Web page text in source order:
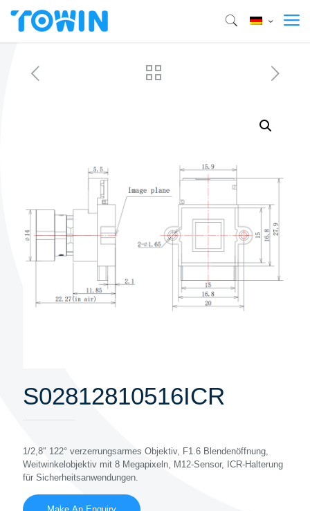
S02812810516ICR
1/2,8″ 122° verzerrungsarmes Objektiv, F1.6 Blendenöffnung,
Weitwinkelobjektiv mit 8 Megapixeln, M12-Sensor, ICR-Halterung
für Sicherheitsanwendungen.